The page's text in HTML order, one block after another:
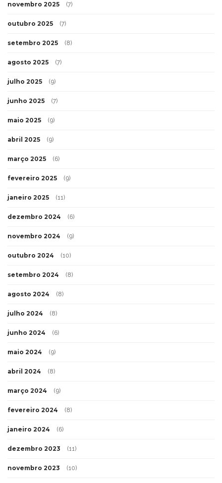
novembro 2025 (7)
outubro 2025 (7)
setembro 2025 (8)
agosto 2025 (7)
julho 2025 (9)
junho 2025 (7)
maio 2025 (9)
abril 2025 (9)
março 2025 (6)
fevereiro 2025 (9)
janeiro 2025 (11)
dezembro 2024 (6)
novembro 2024 (9)
outubro 2024 (10)
setembro 2024 (8)
agosto 2024 (8)
julho 2024 (8)
junho 2024 (6)
maio 2024 (9)
abril 2024 (8)
março 2024 (9)
fevereiro 2024 (8)
janeiro 2024 (6)
dezembro 2023 (11)
novembro 2023 (10)